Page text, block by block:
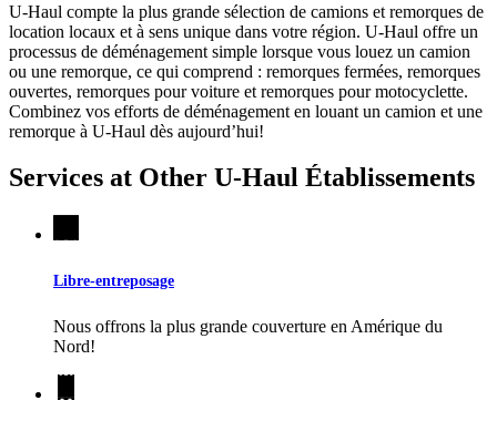
U-Haul compte la plus grande sélection de camions et remorques de
location locaux et à sens unique dans votre région. U-Haul offre un
processus de déménagement simple lorsque vous louez un camion
ou une remorque, ce qui comprend : remorques fermées, remorques
ouvertes, remorques pour voiture et remorques pour motocyclette.
Combinez vos efforts de déménagement en louant un camion et une
remorque à U-Haul dès aujourd’hui!
Services at Other U-Haul Établissements
Libre-entreposage
Nous offrons la plus grande couverture en Amérique du
Nord!